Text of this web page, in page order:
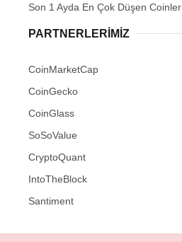
Son 1 Ayda En Çok Düşen Coinler
PARTNERLERIMIZ
CoinMarketCap
CoinGecko
CoinGlass
SoSoValue
CryptoQuant
IntoTheBlock
Santiment